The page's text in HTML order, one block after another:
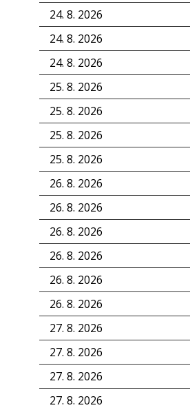
24. 8. 2026
24. 8. 2026
24. 8. 2026
25. 8. 2026
25. 8. 2026
25. 8. 2026
25. 8. 2026
26. 8. 2026
26. 8. 2026
26. 8. 2026
26. 8. 2026
26. 8. 2026
26. 8. 2026
27. 8. 2026
27. 8. 2026
27. 8. 2026
27. 8. 2026